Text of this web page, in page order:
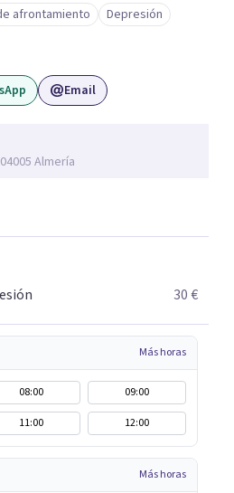
principal es
y equilibrio que buscas, siendo
es diferente y por ello
una adecuada evaluación para
la hipnosis clínica, como
desde la primera sesión.
tu problema o situación?
a una nueva etapa en tu vida.
afrontamiento
Depresión
Email
Almería
30 €
Más horas
08:00
09:00
11:00 12:00
Más horas